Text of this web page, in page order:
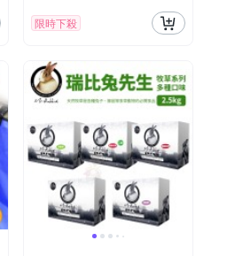
限時下殺